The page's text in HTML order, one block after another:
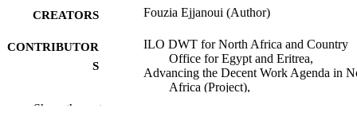
CREATORS Fouzia Ejjanoui (Author)
CONTRIBUTOR
S
ILO DWT for North Africa and Country
Office for Egypt and Eritrea,
Advancing the Decent Work Agenda in
Africa (Project),
Show the rest